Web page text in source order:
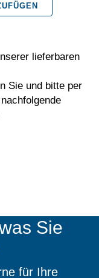
lieferbaren
Sie und bitte per
Sie
für Ihre